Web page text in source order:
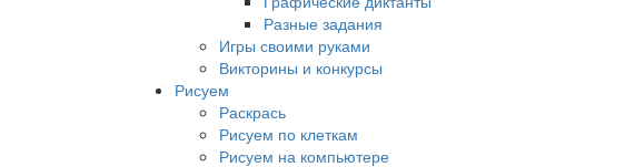
Разные задания
Игры своими руками
Викторины и конкурсы
Рисуем
Раскрась
Рисуем по клеткам
Рисуем на компьютере